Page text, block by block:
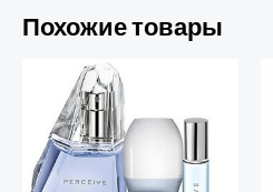
Похожие товары